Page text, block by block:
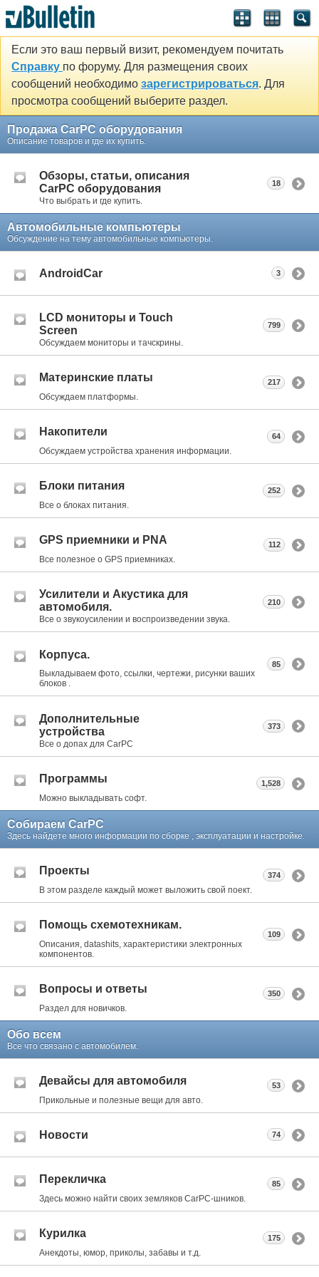
Если это ваш первый визит, рекомендуем почитать
Справку по форуму. Для размещения своих
сообщений необходимо зарегистрироваться. Для
просмотра сообщений выберите раздел.
Продажа CarPC оборудования
Описание товаров и где их купить.
Обзоры, статьи, описания
CarPC оборудования
Что выбрать и где купить.
18
Автомобильные компьютеры
Обсуждение на тему автомобильные компьютеры.
AndroidCar 3
LCD мониторы и Touch
Screen
Обсуждаем мониторы и тачскрины.
799
Материнские платы
Обсуждаем платформы.
217
Накопители
Обсуждаем устройства хранения информации.
64
Блоки питания
Все о блоках питания.
252
GPS приемники и PNA
Все полезное о GPS приемниках.
112
Усилители и Акустика для
автомобиля.
Все о звукоусилении и воспроизведении звука.
210
Корпуса.
Выкладываем фото, ссылки, чертежи, рисунки ваших
блоков .
85
Дополнительные
устройства
Все о допах для CarPC
373
Программы
Можно выкладывать софт.
1,528
Собираем CarPC
Здесь найдете много информации по сборке , эксплуатации и настройке.
Проекты
В этом разделе каждый может выложить свой поект.
374
Помощь схемотехникам.
Описания, datashits, характеристики электронных
компонентов.
109
Вопросы и ответы
Раздел для новичков.
350
Обо всем
Все что связано с автомобилем.
Девайсы для автомобиля
Прикольные и полезные вещи для авто.
53
Новости 74
Перекличка
Здесь можно найти своих земляков CarPC-шников.
85
Курилка
Анекдоты, юмор, приколы, забавы и т.д.
175